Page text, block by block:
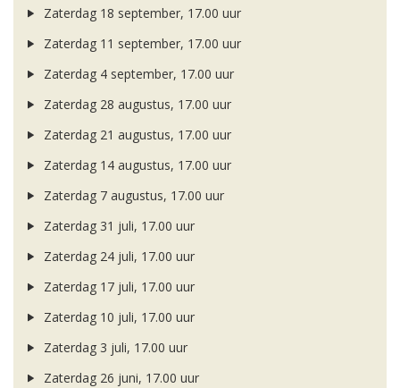
Zaterdag 18 september, 17.00 uur
Zaterdag 11 september, 17.00 uur
Zaterdag 4 september, 17.00 uur
Zaterdag 28 augustus, 17.00 uur
Zaterdag 21 augustus, 17.00 uur
Zaterdag 14 augustus, 17.00 uur
Zaterdag 7 augustus, 17.00 uur
Zaterdag 31 juli, 17.00 uur
Zaterdag 24 juli, 17.00 uur
Zaterdag 17 juli, 17.00 uur
Zaterdag 10 juli, 17.00 uur
Zaterdag 3 juli, 17.00 uur
Zaterdag 26 juni, 17.00 uur